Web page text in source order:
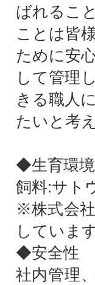
ばれるこ
ことは皆
ために安
して管理
きる職人
たいと考
◆生育環
飼料:サト
※株式会
しています
◆安全性
社内管理